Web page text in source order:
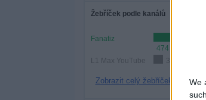
We
Žebříček podle kanálů
Fanatiz
474 (100%)
L1 Max YouTube
39 (8,23%)
Zobrazit celý žebříček